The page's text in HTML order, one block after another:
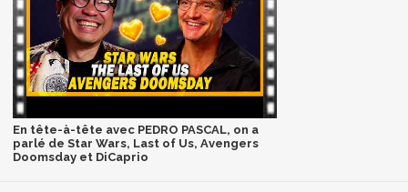
En tête-à-tête avec PEDRO PASCAL, on a
parlé de Star Wars, Last of Us, Avengers
Doomsday et DiCaprio